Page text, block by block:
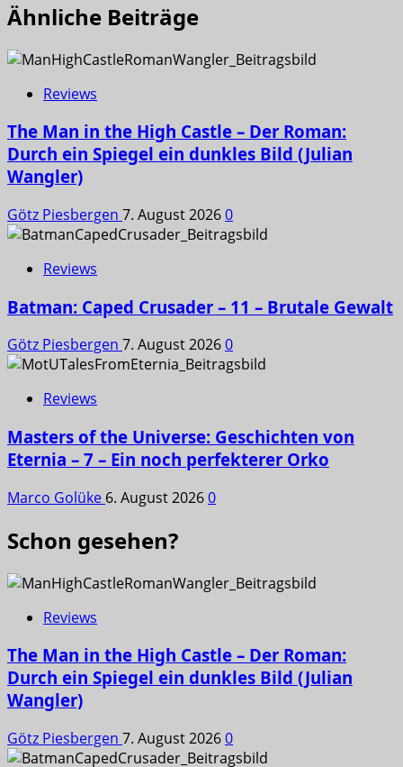
Ähnliche Beiträge
Reviews
The Man in the High Castle – Der Roman:
Durch ein Spiegel ein dunkles Bild (Julian
Wangler)
Götz Piesbergen 7. August 20260
Reviews
Batman: Caped Crusader – 11 – Brutale Gewalt
Götz Piesbergen 7. August 20260
Reviews
Masters of the Universe: Geschichten von
Eternia – 7 – Ein noch perfekterer Orko
Marco Golüke 6. August 20260
Schon gesehen?
Reviews
The Man in the High Castle – Der Roman:
Durch ein Spiegel ein dunkles Bild (Julian
Wangler)
Götz Piesbergen 7. August 20260